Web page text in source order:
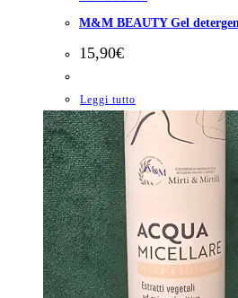
M&M BEAUTY Gel
15,90€
Leggi tutto